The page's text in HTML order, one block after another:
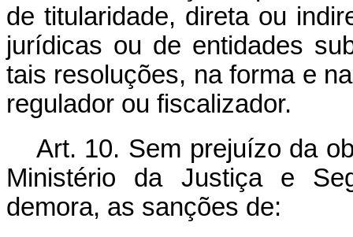
de titularidade, direta ou
jurídicas ou de entidades
tais resoluções, na forma e
regulador ou fiscalizador.
Art. 10. Sem prejuízo da
Ministério da Justiça e
demora, as sanções de: